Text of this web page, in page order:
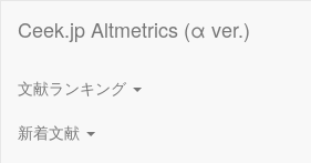
Ceek.jp Altmetrics (α ver.)
文献ランキング
新着文献